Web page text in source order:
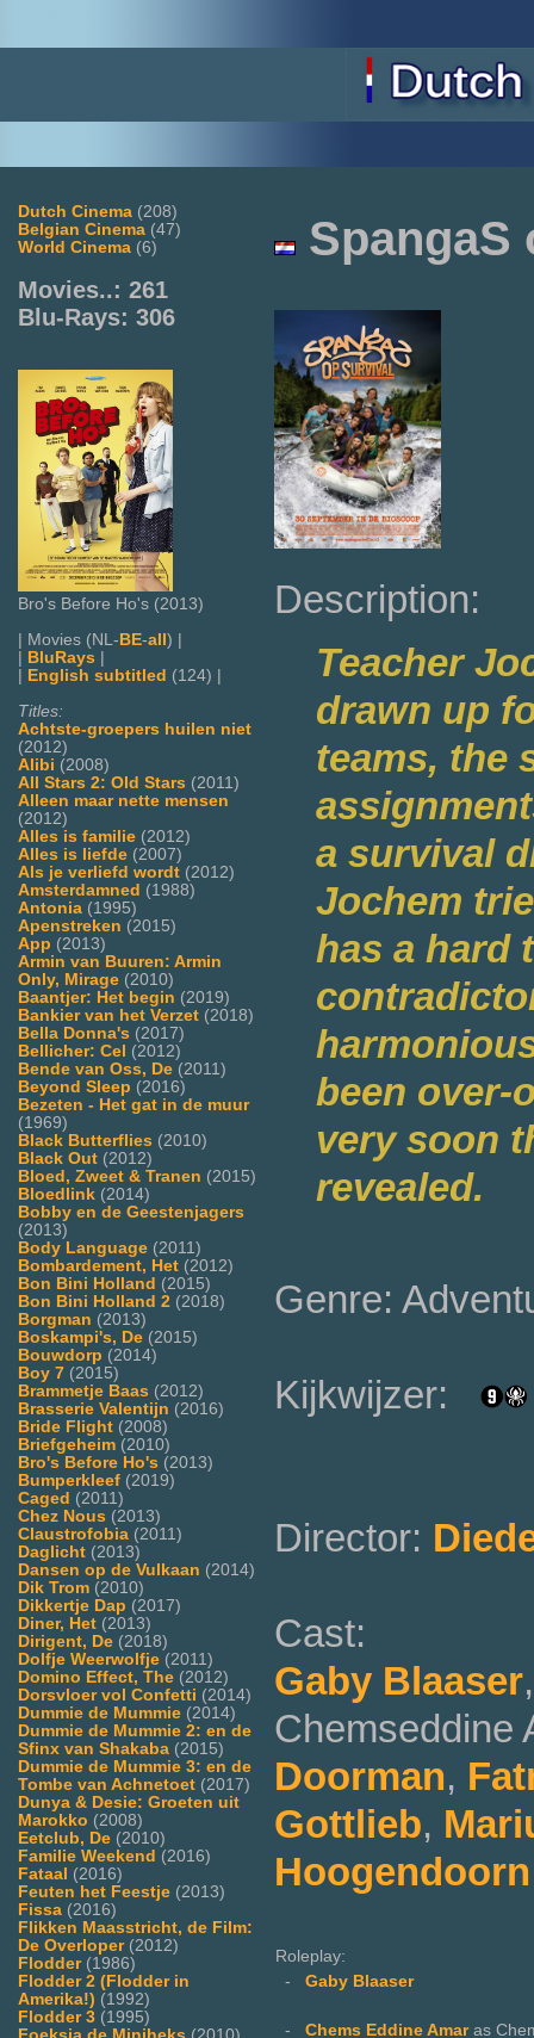
Dutch Cinema (208)
Belgian Cinema (47)
World Cinema (6)
Movies..: 261
Blu-Rays: 306
Bro's Before Ho's (2013)
| Movies (NL-BE-all) |
| BluRays |
| English subtitled (124) |
Titles:
Achtste-groepers huilen niet
(2012)
Alibi (2008)
All Stars 2: Old Stars (2011)
Alleen maar nette mensen
(2012)
Alles is familie (2012)
Alles is liefde (2007)
Als je verliefd wordt (2012)
Amsterdamned (1988)
Antonia (1995)
Apenstreken (2015)
App (2013)
Armin van Buuren: Armin
Only, Mirage (2010)
Baantjer: Het begin (2019)
Bankier van het Verzet (2018)
Bella Donna's (2017)
Bellicher: Cel (2012)
Bende van Oss, De (2011)
Beyond Sleep (2016)
Bezeten - Het gat in de muur
(1969)
Black Butterflies (2010)
Black Out (2012)
Bloed, Zweet & Tranen (2015)
Bloedlink (2014)
Bobby en de Geestenjagers
(2013)
Body Language (2011)
Bombardement, Het (2012)
Bon Bini Holland (2015)
Bon Bini Holland 2 (2018)
Borgman (2013)
Boskampi's, De (2015)
Bouwdorp (2014)
Boy 7 (2015)
Brammetje Baas (2012)
Brasserie Valentijn (2016)
Bride Flight (2008)
Briefgeheim (2010)
Bro's Before Ho's (2013)
Bumperkleef (2019)
Caged (2011)
Chez Nous (2013)
Claustrofobia (2011)
Daglicht (2013)
Dansen op de Vulkaan (2014)
Dik Trom (2010)
Dikkertje Dap (2017)
Diner, Het (2013)
Dirigent, De (2018)
Dolfje Weerwolfje (2011)
Domino Effect, The (2012)
Dorsvloer vol Confetti (2014)
Dummie de Mummie (2014)
Dummie de Mummie 2: en de
Sfinx van Shakaba (2015)
Dummie de Mummie 3: en de
Tombe van Achnetoet (2017)
Dunya & Desie: Groeten uit
Marokko (2008)
Eetclub, De (2010)
Familie Weekend (2016)
Fataal (2016)
Feuten het Feestje (2013)
Fissa (2016)
Flikken Maasstricht, de Film:
De Overloper(2012)
Flodder(1986)
Flodder 2 (Flodder in
Amerika!) (1992)
Flodder 3 (1995)
SpangaS
Description:
Teacher
drawn up
teams, the
a survival
Jochem
has a hard
been over-
very soon
revealed.
Genre:
Kijkwijzer:
Director:
Cast:
Gaby Blaaser
Chemseddine
Doorman,
Gottlieb,
Hoogendoorn
Roleplay:
- Gaby Blaaser
- Chems Eddine Amar as